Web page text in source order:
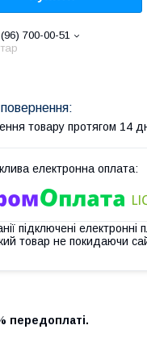
700-00-51
товару протягом 14
підключені
товар не покидаючи
передоплаті.